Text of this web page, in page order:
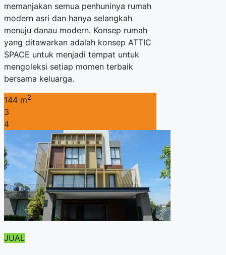
memanjakan semua penhuninya rumah
modern asri dan hanya selangkah
menuju danau modern. Konsep rumah
yang ditawarkan adalah konsep ATTIC
SPACE untuk menjadi tempat untuk
mengoleksi setiap momen terbaik
bersama keluarga.
144 m2
3
4
JUAL